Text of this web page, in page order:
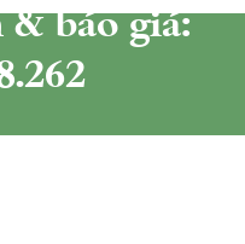
& báo giá: